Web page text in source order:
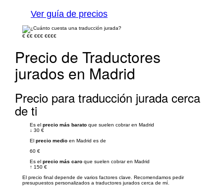
Ver guía de precios
€ €€ €€€ €€€€
Precio de Traductores
jurados en Madrid
Precio para traducción jurada cerca
de ti
Es el precio más barato que suelen cobrar en Madrid
↓ 30 €
El precio medio en Madrid es de
60 €
Es el precio más caro que suelen cobrar en Madrid
↑ 150 €
El precio final depende de varios factores clave. Recomendamos pedir
presupuestos personalizados a traductores jurados cerca de mí.